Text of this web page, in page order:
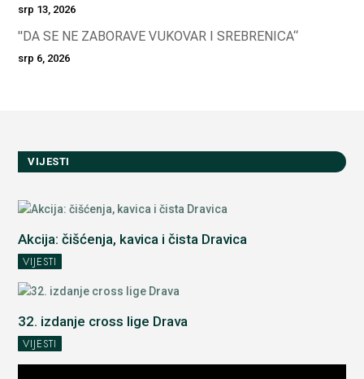
srp 13, 2026
"DA SE NE ZABORAVE VUKOVAR I SREBRENICA“
srp 6, 2026
VIJESTI
Akcija: čišćenja, kavica i čista Dravica
VIJESTI
32. izdanje cross lige Drava
VIJESTI